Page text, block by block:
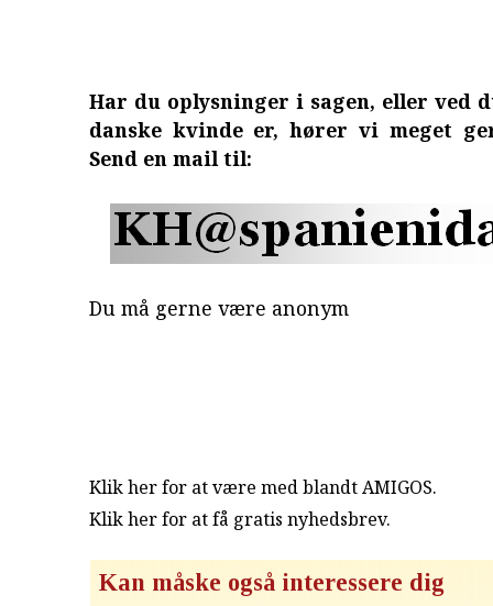
Har du oplysninger i sagen, eller ved
danske kvinde er, hører vi meget
Send en mail til:
Du må gerne være anonym
Klik her for at være med blandt AMIGOS.
Klik her for at få gratis nyhedsbrev.
Kan måske også interessere dig